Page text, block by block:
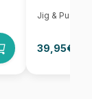
Jig & Puz
39,95€